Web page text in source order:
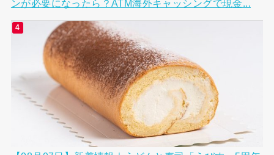
ンが必要になったら？ATM海外キャッシングで現金...